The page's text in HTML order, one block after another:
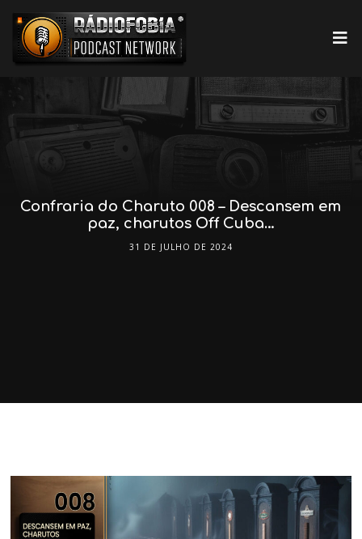
Confraria do Charuto 008 – Descansem em
paz, charutos Off Cuba…
31 DE JULHO DE 2024